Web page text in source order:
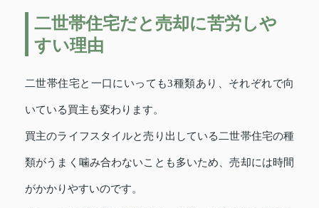
二世帯住宅だと売却に苦労しや
すい理由
二世帯住宅と一口にいっても3種類あり、それぞれで向
いている買主も変わります。
買主のライフスタイルと売り出している二世帯住宅の種
類がうまく噛み合わないことも多いため、売却には時間
がかかりやすいのです。